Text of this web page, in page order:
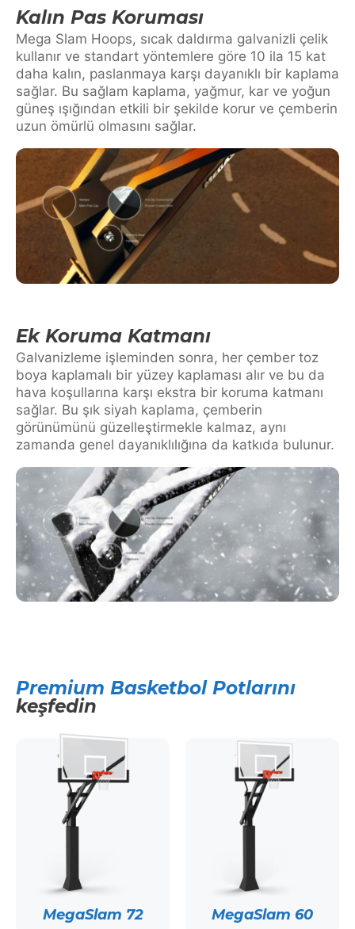
Kalın Pas Koruması
Mega Slam Hoops, sıcak daldırma galvanizli çelik
kullanır ve standart yöntemlere göre 10 ila 15 kat
daha kalın, paslanmaya karşı dayanıklı bir kaplama
sağlar. Bu sağlam kaplama, yağmur, kar ve yoğun
güneş ışığından etkili bir şekilde korur ve çemberin
uzun ömürlü olmasını sağlar.
Ek Koruma Katmanı
Galvanizleme işleminden sonra, her çember toz
boya kaplamalı bir yüzey kaplaması alır ve bu da
hava koşullarına karşı ekstra bir koruma katmanı
sağlar. Bu şık siyah kaplama, çemberin
görünümünü güzelleştirmekle kalmaz, aynı
zamanda genel dayanıklılığına da katkıda bulunur.
Premium Basketbol Potlarını
keşfedin
MegaSlam 72 MegaSlam 60